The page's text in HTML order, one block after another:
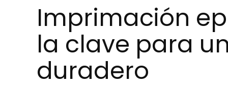
Imprimación
la clave para
duradero